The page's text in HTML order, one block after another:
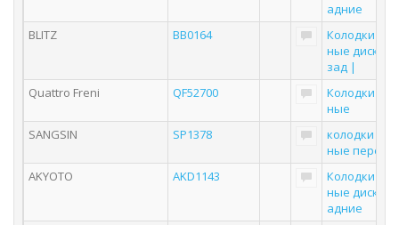
адние
BLITZ
BB0164
Колодки
ные
зад |
Quattro Freni
QF52700
Колодки
ные
SANGSIN
SP1378
колодки
ные
AKYOTO
AKD1143
Колодки
ные
адние